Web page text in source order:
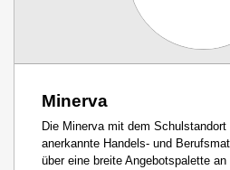
Minerva
Die Minerva mit dem
anerkannte Handels- und
über eine breite Angebotspalette